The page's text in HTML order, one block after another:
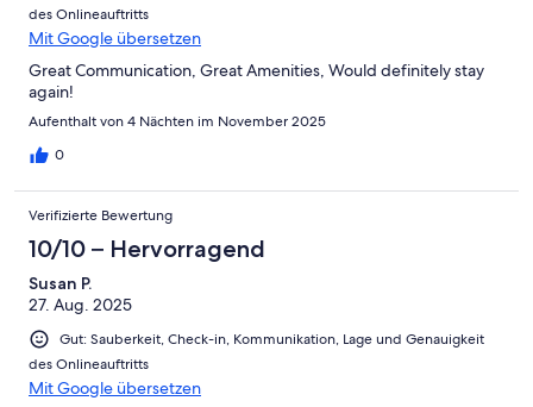
des Onlineauftritts
Mit Google übersetzen
Great Communication, Great Amenities, Would definitely stay
again!
Aufenthalt von 4 Nächten im November 2025
0
Verifizierte Bewertung
10/10 – Hervorragend
Susan P.
27. Aug. 2025
Gut: Sauberkeit, Check-in, Kommunikation, Lage und Genauigkeit
des Onlineauftritts
Mit Google übersetzen